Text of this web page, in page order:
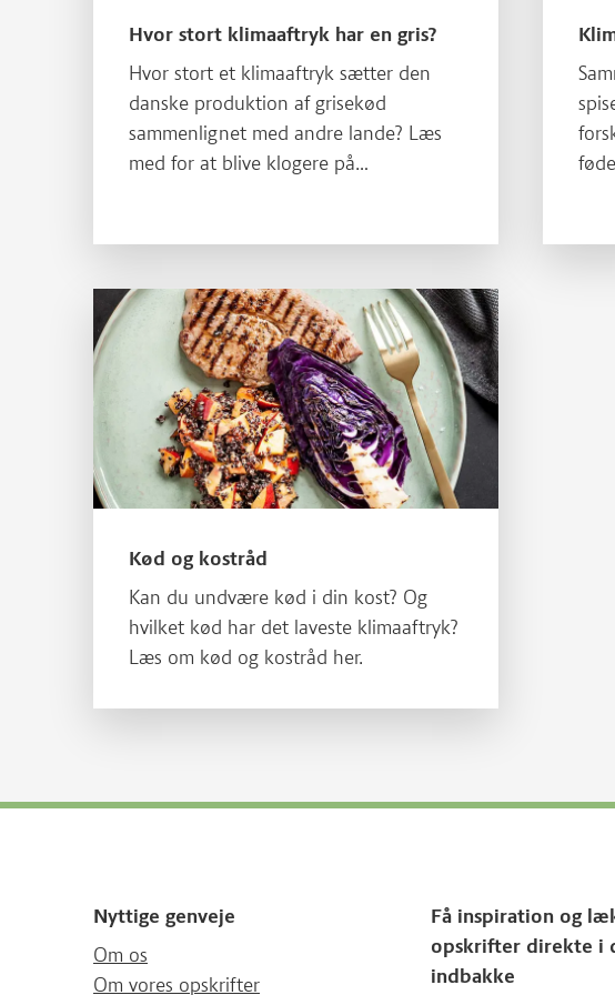
Hvor stort klimaaftryk har en gris?
Hvor stort et klimaaftryk sætter den
danske produktion af grisekød
sammenlignet med andre lande? Læs
med for at blive klogere på
Læs mere om Kød og kostråd
Kød og kostråd
Kan du undvære kød i din kost? Og
hvilket kød har det laveste klimaaftryk?
Læs om kød og kostråd her.
Nyttige genveje
Om os
Om vores opskrifter
Få inspiration og
opskrifter direkte i
indbakke